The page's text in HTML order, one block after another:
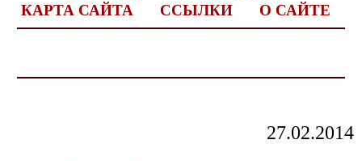
КАРТА САЙТА
ССЫЛКИ О САЙТЕ
27.02.2014